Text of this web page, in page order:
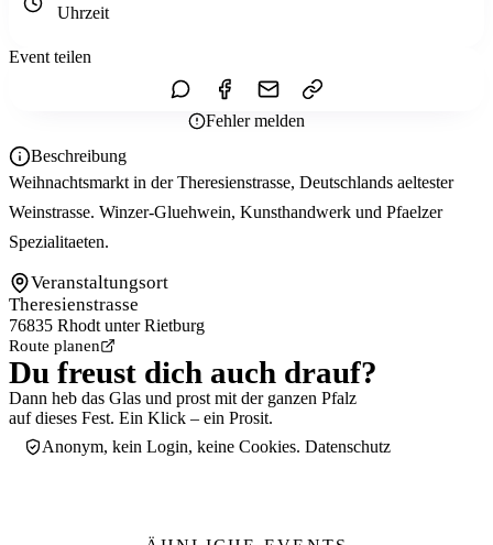
Beschreibung
Weihnachtsmarkt in der Theresienstrasse, Deutschlands aeltester
Weinstrasse. Winzer-Gluehwein, Kunsthandwerk und Pfaelzer
Spezialitaeten.
Veranstaltungsort
Theresienstrasse
76835 Rhodt unter Rietburg
Route planen
Du freust dich auch drauf?
Dann heb das Glas und prost mit der ganzen Pfalz
auf dieses Fest. Ein Klick – ein Prosit.
Anonym, kein Login, keine Cookies.Datenschutz
Uhrzeit
Event teilen
Fehler melden